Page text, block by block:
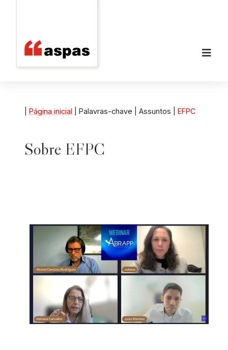
Página inicial | Palavras-chave | Assuntos | EFPC
Sobre EFPC